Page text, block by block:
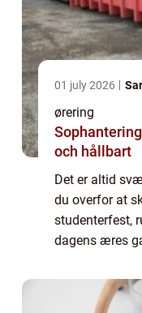
01 july 2026
ørering
Sophantering
och hållbart
Det er altid
du overfor at
studenterfest,
dagens æres
alle kvinder